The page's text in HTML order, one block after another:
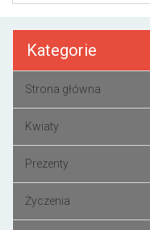
Kategorie
Strona główna
Kwiaty
Prezenty
Życzenia